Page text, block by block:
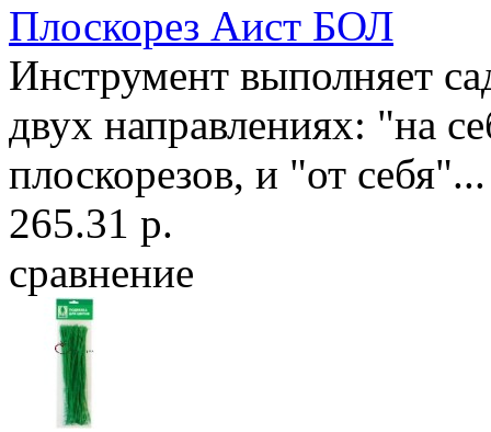
Плоскорез Аист БОЛ
Инструмент выполняет
двух направлениях: "на
плоскорезов, и "от себя"...
265.31 р.
сравнение